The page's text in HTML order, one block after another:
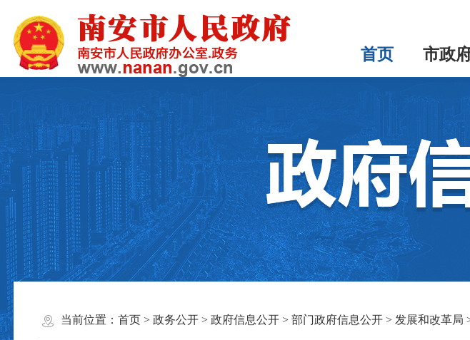
首页 市政
当前位置： 首页> 政务公开> 政府信息公开> 部门政府信息公开> 发展和改革局